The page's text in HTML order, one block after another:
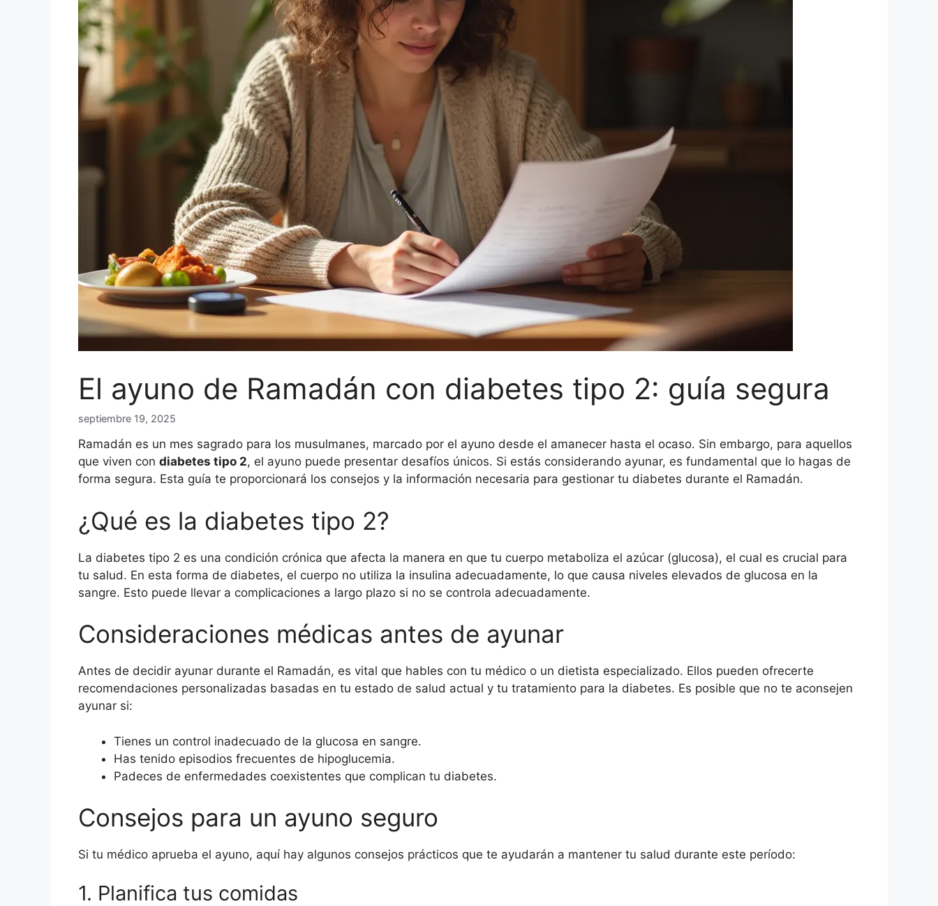
El ayuno de Ramadán con diabetes tipo 2: guía segura
septiembre 19, 2025
Ramadán es un mes sagrado para los musulmanes, marcado por el ayuno desde el amanecer hasta el ocaso. Sin embargo, para aquellos
que viven con diabetes tipo 2, el ayuno puede presentar desafíos únicos. Si estás considerando ayunar, es fundamental que lo hagas de
forma segura. Esta guía te proporcionará los consejos y la información necesaria para gestionar tu diabetes durante el Ramadán.
¿Qué es la diabetes tipo 2?
La diabetes tipo 2 es una condición crónica que afecta la manera en que tu cuerpo metaboliza el azúcar (glucosa), el cual es crucial para
tu salud. En esta forma de diabetes, el cuerpo no utiliza la insulina adecuadamente, lo que causa niveles elevados de glucosa en la
sangre. Esto puede llevar a complicaciones a largo plazo si no se controla adecuadamente.
Consideraciones médicas antes de ayunar
Antes de decidir ayunar durante el Ramadán, es vital que hables con tu médico o un dietista especializado. Ellos pueden ofrecerte
recomendaciones personalizadas basadas en tu estado de salud actual y tu tratamiento para la diabetes. Es posible que no te aconsejen
ayunar si:
Tienes un control inadecuado de la glucosa en sangre.
Has tenido episodios frecuentes de hipoglucemia.
Padeces de enfermedades coexistentes que complican tu diabetes.
Consejos para un ayuno seguro
Si tu médico aprueba el ayuno, aquí hay algunos consejos prácticos que te ayudarán a mantener tu salud durante este período:
1. Planifica tus comidas